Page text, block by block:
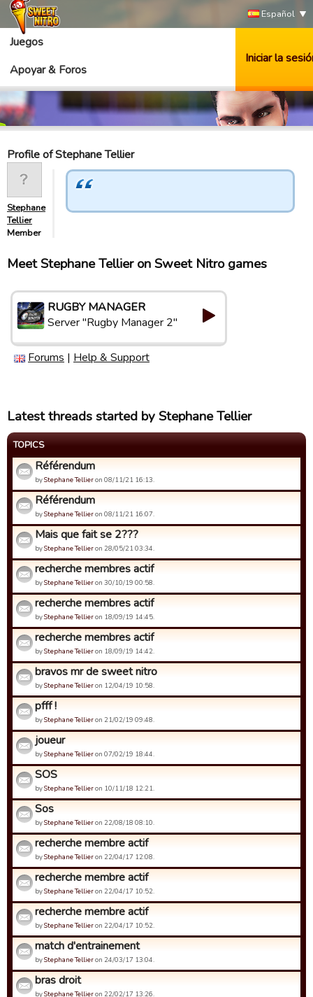
Español
Juegos
Apoyar & Foros
Iniciar la
Profile of Stephane Tellier
Stephane
Tellier
Member
Meet Stephane Tellier on Sweet Nitro games
RUGBY MANAGER
Server "Rugby Manager 2"
Forums | Help & Support
Latest threads started by Stephane Tellier
TOPICS
Référendum
byStephane Tellieron 08/11/21 16:13.
Référendum
byStephane Tellieron 08/11/21 16:07.
Mais que fait se 2???
byStephane Tellieron 28/05/21 03:34.
recherche membres actif
byStephane Tellieron 30/10/19 00:58.
recherche membres actif
byStephane Tellieron 18/09/19 14:45.
recherche membres actif
byStephane Tellieron 18/09/19 14:42.
bravos mr de sweet nitro
byStephane Tellieron 12/04/19 10:58.
pfff !
byStephane Tellieron 21/02/19 09:48.
joueur
byStephane Tellieron 07/02/19 18:44.
SOS
byStephane Tellieron 10/11/18 12:21.
Sos
byStephane Tellieron 22/08/18 08:10.
recherche membre actif
byStephane Tellieron 22/04/17 12:08.
recherche membre actif
byStephane Tellieron 22/04/17 10:52.
recherche membre actif
byStephane Tellieron 22/04/17 10:52.
match d'entrainement
byStephane Tellieron 24/03/17 13:04.
bras droit
byStephane Tellieron 22/02/17 13:26.